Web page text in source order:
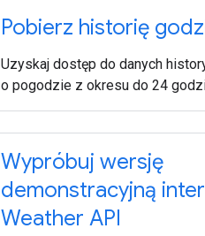
Pobierz historię
Uzyskaj dostęp do danych
o pogodzie z okresu do 24
Wypróbuj wersję
demonstracyjną
Weather API